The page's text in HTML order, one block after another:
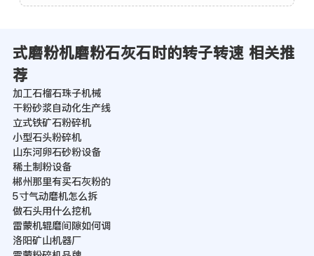
式磨粉机磨粉石灰石时的转子转速 相关推
荐
加工石榴石珠子机械
干粉砂浆自动化生产线
立式铁矿石粉碎机
小型石头粉碎机
山东河卵石砂粉设备
稀土制粉设备
郴州那里有买石灰粉的
5寸气动磨机怎么拆
做石头用什么挖机
雷蒙机辊磨间隙如何调
洛阳矿山机器厂